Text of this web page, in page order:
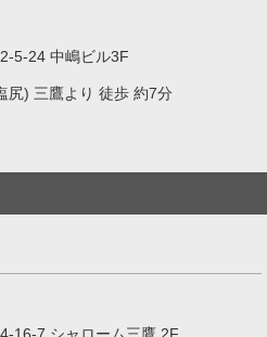
5-24 中嶋ビル3F
尻) 三鷹より 徒歩 約7分